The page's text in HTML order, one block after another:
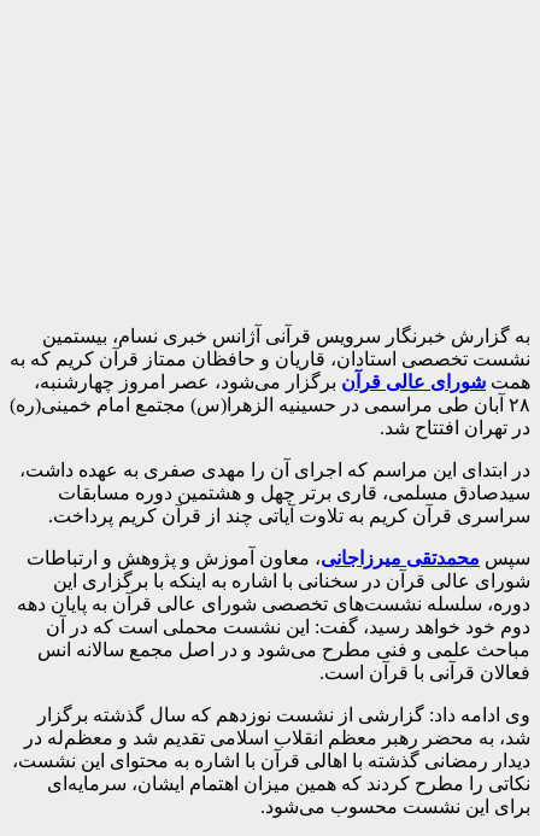
به گزارش خبرنگار سرویس قرآنی آژانس خبری نسام، بیستمین
نشست تخصصی استادان، قاریان و حافظان ممتاز قرآن کریم که به
همت شورای عالی قرآن برگزار می‌شود، عصر امروز چهارشنبه،
۲۸ آبان طی مراسمی در حسینیه الزهرا(س) مجتمع امام خمینی(ره)
در تهران افتتاح شد.
در ابتدای این مراسم که اجرای آن را مهدی صفری به عهده داشت،
سیدصادق مسلمی، قاری برتر چهل و هشتمین دوره مسابقات
سراسری قرآن کریم به تلاوت آیاتی چند از قرآن کریم پرداخت.
سپس محمدتقی میرزاجانی، معاون آموزش و پژوهش و ارتباطات
شورای عالی قرآن در سخنانی با اشاره به اینکه با برگزاری این
دوره، سلسله نشست‌های تخصصی شورای عالی قرآن به پایان دهه
دوم خود خواهد رسید، گفت: این نشست محملی است که در آن
مباحث علمی و فنی مطرح می‌شود و در اصل مجمع سالانه انس
فعالان قرآنی با قرآن است.
وی ادامه داد: گزارشی از نشست نوزدهم که سال گذشته برگزار
شد، به محضر رهبر معظم انقلاب اسلامی تقدیم شد و معظم‌له در
دیدار رمضانی گذشته با اهالی قرآن با اشاره به محتوای این نشست،
نکاتی را مطرح کردند که همین میزان اهتمام ایشان، سرمایه‌ای
برای این نشست محسوب می‌شود.